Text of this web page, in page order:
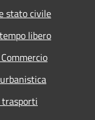
stato civile
libero